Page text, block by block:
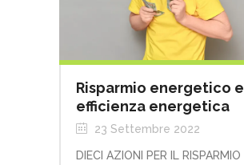
Risparmio energetico e
efficienza energetica
23 Settembre 2022
DIECI AZIONI PER IL RISPARMIO